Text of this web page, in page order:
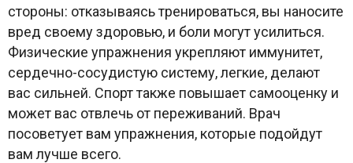
стороны: отказываясь тренироваться, вы наносите
вред своему здоровью, и боли могут усилиться.
Физические упражнения укрепляют иммунитет,
сердечно-сосудистую систему, легкие, делают
вас сильней. Спорт также повышает самооценку и
может вас отвлечь от переживаний. Врач
посоветует вам упражнения, которые подойдут
вам лучше всего.